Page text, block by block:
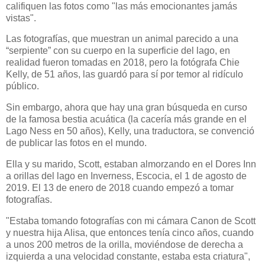
califiquen las fotos como "las más emocionantes jamás
vistas".
Las fotografías, que muestran un animal parecido a una
“serpiente” con su cuerpo en la superficie del lago, en
realidad fueron tomadas en 2018, pero la fotógrafa Chie
Kelly, de 51 años, las guardó para sí por temor al ridículo
público.
Sin embargo, ahora que hay una gran búsqueda en curso
de la famosa bestia acuática (la cacería más grande en el
Lago Ness en 50 años), Kelly, una traductora, se convenció
de publicar las fotos en el mundo.
Ella y su marido, Scott, estaban almorzando en el Dores Inn
a orillas del lago en Inverness, Escocia, el 1 de agosto de
2019. El 13 de enero de 2018 cuando empezó a tomar
fotografías.
"Estaba tomando fotografías con mi cámara Canon de Scott
y nuestra hija Alisa, que entonces tenía cinco años, cuando
a unos 200 metros de la orilla, moviéndose de derecha a
izquierda a una velocidad constante, estaba esta criatura",